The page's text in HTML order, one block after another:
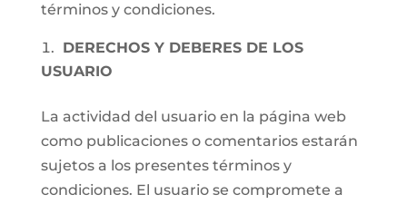
términos y condiciones.
DERECHOS Y DEBERES DE LOS
USUARIO
La actividad del usuario en la página web
como publicaciones o comentarios estarán
sujetos a los presentes términos y
condiciones. El usuario se compromete a